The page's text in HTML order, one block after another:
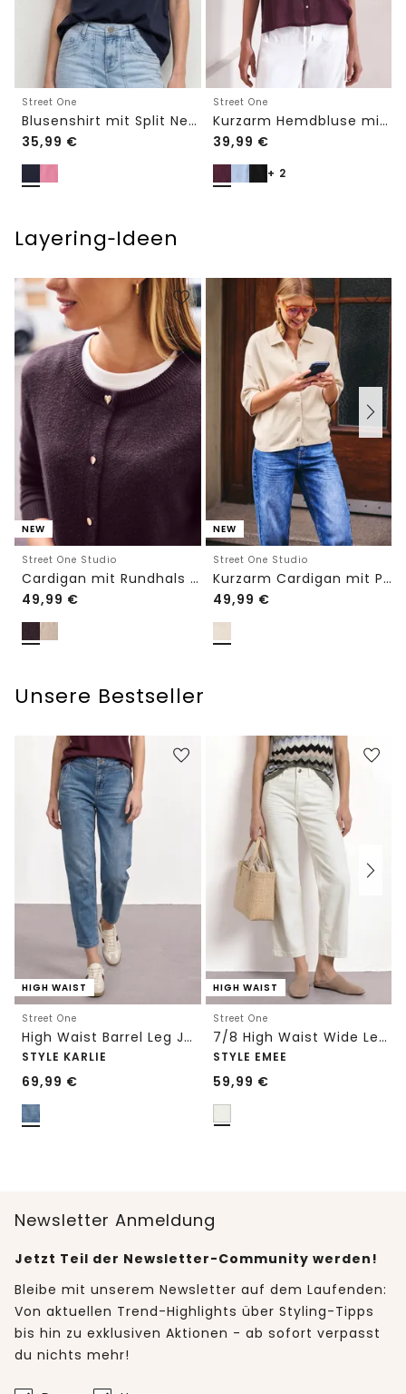
Street One
Blusenshirt mit Split Neck und Volant-Ärmeln
35,99 €
Street One
Kurzarm Hemdbluse mit Turn-Up-Details
39,99 €
+ 2
Layering‑Ideen
NEW
Street One Studio
Cardigan mit Rundhals und Knöpfen
49,99 €
NEW
Street One Studio
Kurzarm Cardigan mit Polokragen
49,99 €
Unsere Bestseller
HIGH WAIST
Street One
High Waist Barrel Leg Jeans im Loose Fit
STYLE KARLIE
69,99 €
HIGH WAIST
Street One
7/8 High Waist Wide Leg Jeans im Loose Fit
STYLE EMEE
59,99 €
Newsletter Anmeldung
Jetzt Teil der Newsletter-Community werden!
Bleibe mit unserem Newsletter auf dem Laufenden:
Von aktuellen Trend-Highlights über Styling-Tipps
bis hin zu exklusiven Aktionen - ab sofort verpasst
du nichts mehr!